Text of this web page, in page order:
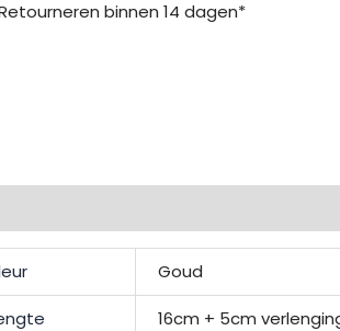
binnen 14 dagen*
Goud
16cm + 5cm